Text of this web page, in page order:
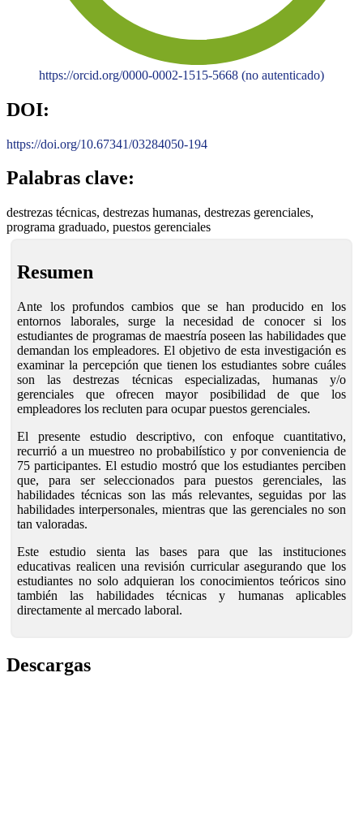
https://orcid.org/0000-0002-1515-5668 (no autenticado)
DOI:
https://doi.org/10.67341/03284050-194
Palabras clave:
destrezas técnicas, destrezas humanas, destrezas gerenciales,
programa graduado, puestos gerenciales
Resumen
Ante los profundos cambios que se han producido en los
entornos laborales, surge la necesidad de conocer si los
estudiantes de programas de maestría poseen las habilidades que
demandan los empleadores. El objetivo de esta investigación es
examinar la percepción que tienen los estudiantes sobre cuáles
son las destrezas técnicas especializadas, humanas y/o
gerenciales que ofrecen mayor posibilidad de que los
empleadores los recluten para ocupar puestos gerenciales.
El presente estudio descriptivo, con enfoque cuantitativo,
recurrió a un muestreo no probabilístico y por conveniencia de
75 participantes. El estudio mostró que los estudiantes perciben
que, para ser seleccionados para puestos gerenciales, las
habilidades técnicas son las más relevantes, seguidas por las
habilidades interpersonales, mientras que las gerenciales no son
tan valoradas.
Este estudio sienta las bases para que las instituciones
educativas realicen una revisión curricular asegurando que los
estudiantes no solo adquieran los conocimientos teóricos sino
también las habilidades técnicas y humanas aplicables
directamente al mercado laboral.
Descargas